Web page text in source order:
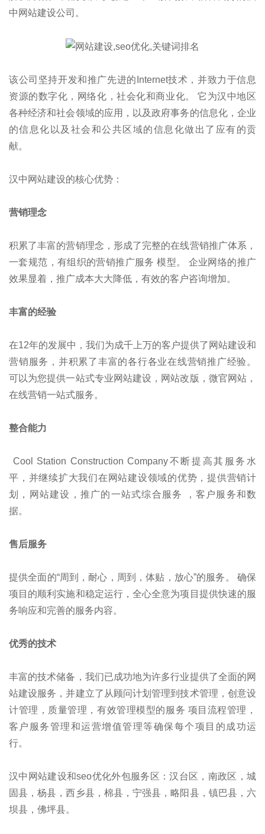
中网站建设公司。
该公司坚持开发和推广先进的Internet技术，并致力于信息
资源的数字化，网络化，社会化和商业化。 它为汉中地区
各种经济和社会领域的应用，以及政府事务的信息化，企业
的信息化以及社会和公共区域的信息化做出了应有的贡
献。
汉中网站建设的核心优势：
营销理念
积累了丰富的营销理念，形成了完整的在线营销推广体系，
一套规范，有组织的营销推广服务 模型。 企业网络的推广
效果显着，推广成本大大降低，有效的客户咨询增加。
丰富的经验
在12年的发展中，我们为成千上万的客户提供了网站建设和
营销服务，并积累了丰富的各行各业在线营销推广经验。
可以为您提供一站式专业网站建设，网站改版，微官网站，
在线营销一站式服务。
整合能力
Cool Station Construction Company不断提高其服务水
平，并继续扩大我们在网站建设领域的优势，提供营销计
划，网站建设，推广的一站式综合服务 ，客户服务和数
据。
售后服务
提供全面的“周到，耐心，周到，体贴，放心”的服务。 确保
项目的顺利实施和稳定运行，全心全意为项目提供快速的服
务响应和完善的服务内容。
优秀的技术
丰富的技术储备，我们已成功地为许多行业提供了全面的网
站建设服务，并建立了从顾问计划管理到技术管理，创意设
计管理，质量管理，有效管理模型的服务 项目流程管理，
客户服务管理和运营增值管理等确保每个项目的成功运
行。
汉中网站建设和seo优化外包服务区：汉台区，南政区，城
固县，杨县，西乡县，棉县，宁强县，略阳县，镇巴县，六
坝县，佛坪县。